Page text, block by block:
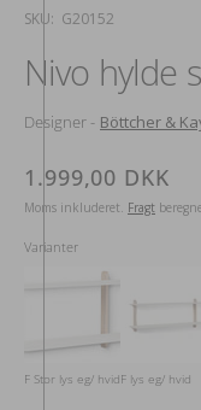
SKU:
SKU: G20152
Nivo hylde
Designer - Böttcher &
Normalpris
1.999,00 DKK
Moms inkluderet. Fragt
Varianter
F Stor lys eg/ hvidF lys eg/ hvid